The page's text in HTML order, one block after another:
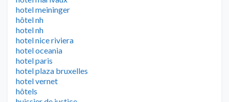
hotel meininger
hôtel nh
hotel nh
hotel nice riviera
hotel oceania
hotel paris
hotel plaza bruxelles
hotel vernet
hôtels